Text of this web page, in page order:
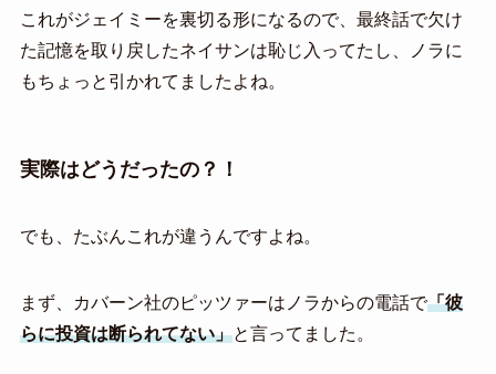
これがジェイミーを裏切る形になるので、最終話で欠け
た記憶を取り戻したネイサンは恥じ入ってたし、ノラに
もちょっと引かれてましたよね。
実際はどうだったの？！
でも、たぶんこれが違うんですよね。
まず、カバーン社のピッツァーはノラからの電話で「彼
らに投資は断られてない」と言ってました。